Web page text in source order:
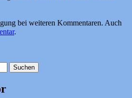
bei weiteren Kommentaren. Auch
.